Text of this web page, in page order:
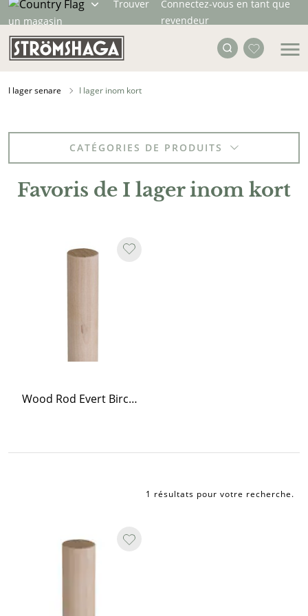
Trouver
un magasin
Connectez-vous en tant que
revendeur
I lager senare I lager inom kort
CATÉGORIES DE PRODUITS
Favoris de I lager inom kort
Wood Rod Evert Birch 120 cm
1 résultats pour votre recherche.